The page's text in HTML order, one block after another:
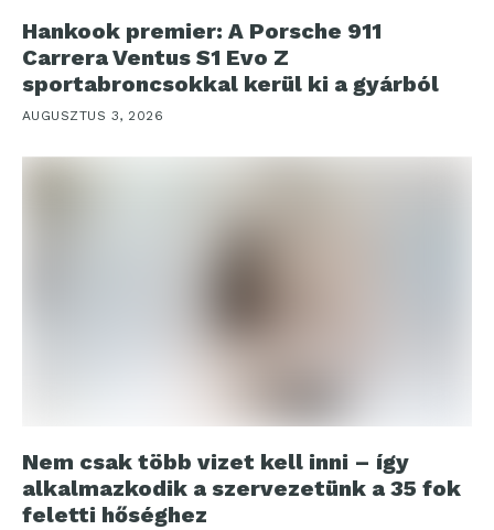
Hankook premier: A Porsche 911
Carrera Ventus S1 Evo Z
sportabroncsokkal kerül ki a gyárból
AUGUSZTUS 3, 2026
Nem csak több vizet kell inni – így
alkalmazkodik a szervezetünk a 35 fok
feletti hőséghez